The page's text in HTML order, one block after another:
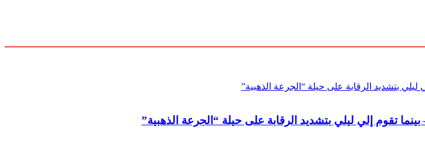
تقوم إلي ليلي بتشديد الرقابة على حيلة “الجرعة الذهبية”